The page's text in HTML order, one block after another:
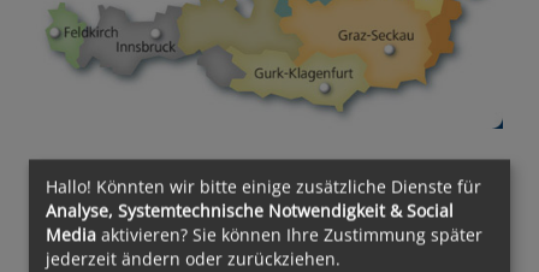
Diözese Eisenstadt
Diözese Feldkirch
Diözese Graz-Seckau
Diözese Gurk-Klagenfurt
Hallo! Könnten wir bitte einige zusätzliche Dienste für
Analyse, Systemtechnische Notwendigkeit & Social
Media aktivieren? Sie können Ihre Zustimmung später
jederzeit ändern oder zurückziehen.